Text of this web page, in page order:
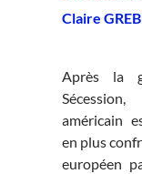
Claire
Après la
américain
en plus
européen